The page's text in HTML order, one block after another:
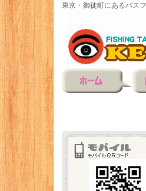
東京・御徒町にあるバス